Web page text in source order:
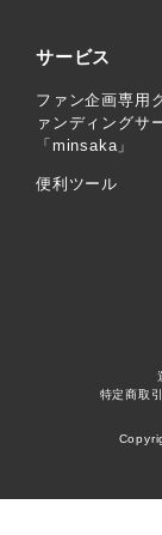
サービス
ファン企画専用
ァンディングサ
「minsaka」
便利ツール
特定商取